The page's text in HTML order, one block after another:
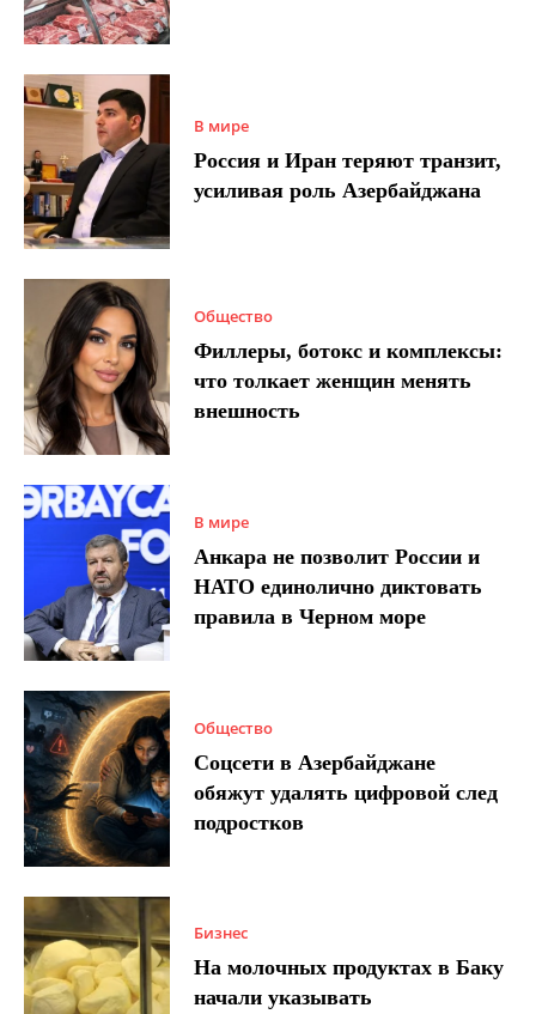
В мире
Россия и Иран теряют транзит,
усиливая роль Азербайджана
Общество
Филлеры, ботокс и комплексы:
что толкает женщин менять
внешность
В мире
Анкара не позволит России и
НАТО единолично диктовать
правила в Черном море
Общество
Соцсети в Азербайджане
обяжут удалять цифровой след
подростков
Бизнес
На молочных продуктах в Баку
начали указывать